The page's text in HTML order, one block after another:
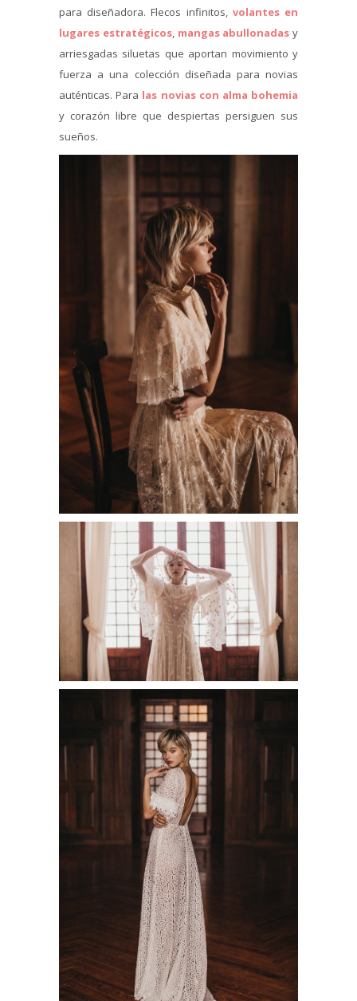
para diseñadora. Flecos infinitos, volantes en
lugares estratégicos, mangas abullonadas y
arriesgadas siluetas que aportan movimiento y
fuerza a una colección diseñada para novias
auténticas. Para las novias con alma bohemia
y corazón libre que despiertas persiguen sus
sueños.